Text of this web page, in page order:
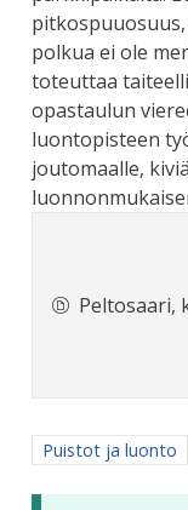
polkua ei ole
toteuttaa
opastaulun
luontopisteen
joutomaalle,
Peltosaari,
Rajaa tulokset
Puistot ja luonto